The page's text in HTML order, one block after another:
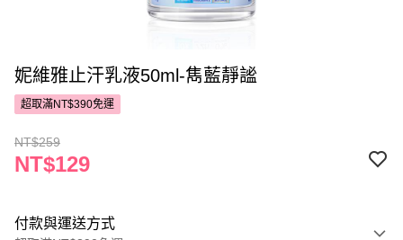
妮維雅止汗乳液50ml-雋藍靜謐
超取滿NT$390免運
NT$259
NT$129
付款與運送方式